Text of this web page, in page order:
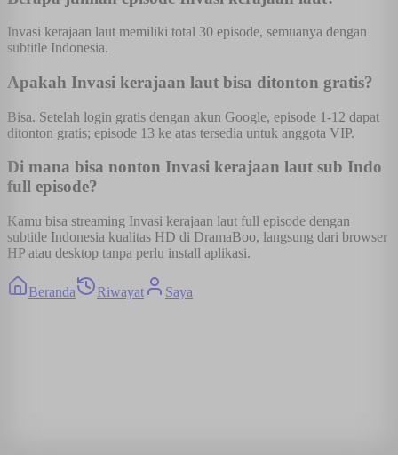
Invasi kerajaan laut memiliki total 30 episode, semuanya dengan
subtitle Indonesia.
Apakah Invasi kerajaan laut bisa ditonton gratis?
Bisa. Setelah login gratis dengan akun Google, episode 1-12 dapat
ditonton gratis; episode 13 ke atas tersedia untuk anggota VIP.
Di mana bisa nonton Invasi kerajaan laut sub Indo
full episode?
Kamu bisa streaming Invasi kerajaan laut full episode dengan
subtitle Indonesia kualitas HD di DramaBoo, langsung dari browser
HP atau desktop tanpa perlu install aplikasi.
Beranda Riwayat Saya